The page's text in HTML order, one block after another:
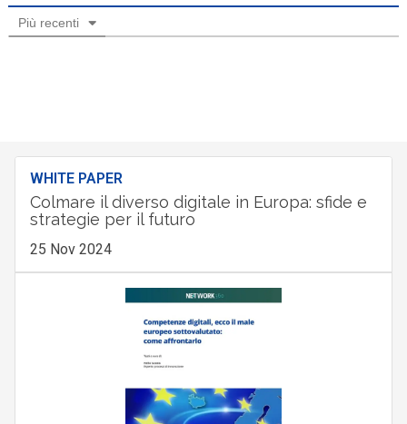
Più recenti
WHITE PAPER
Colmare il diverso digitale in Europa: sfide e
strategie per il futuro
25 Nov 2024